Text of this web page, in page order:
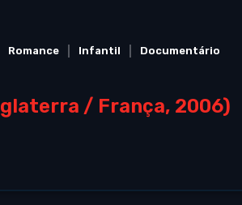
Romance Infantil Documentário
/ França, 2006)